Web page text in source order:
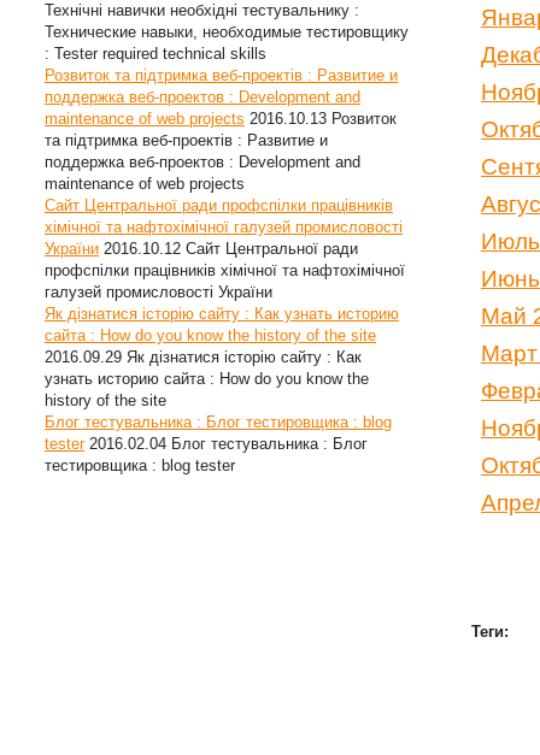
Технічні навички необхідні тестувальнику :
Технические навыки, необходимые тестировщику
: Tester required technical skills
Розвиток та підтримка веб-проектів : Развитие и
поддержка веб-проектов : Development and
maintenance of web projects 2016.10.13 Розвиток
та підтримка веб-проектів : Развитие и
поддержка веб-проектов : Development and
maintenance of web projects
Сайт Центральної ради профспілки працівників
хімічної та нафтохімічної галузей промисловості
України 2016.10.12 Сайт Центральної ради
профспілки працівників хімічної та нафтохімічної
галузей промисловості України
Як дізнатися історію сайту : Как узнать историю
сайта : How do you know the history of the site
2016.09.29 Як дізнатися історію сайту : Как
узнать историю сайта : How do you know the
history of the site
Блог тестувальника : Блог тестировщика : blog
tester 2016.02.04 Блог тестувальника : Блог
тестировщика : blog tester
Май
Теги: